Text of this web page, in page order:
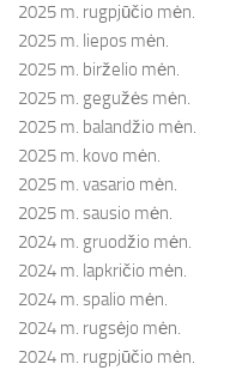
2025 m. rugpjūčio mėn.
2025 m. liepos mėn.
2025 m. birželio mėn.
2025 m. gegužės mėn.
2025 m. balandžio mėn.
2025 m. kovo mėn.
2025 m. vasario mėn.
2025 m. sausio mėn.
2024 m. gruodžio mėn.
2024 m. lapkričio mėn.
2024 m. spalio mėn.
2024 m. rugsėjo mėn.
2024 m. rugpjūčio mėn.